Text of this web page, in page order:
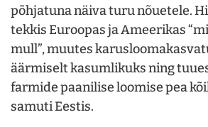
põhjatuna näiva turu nõuetele.
tekkis Euroopas ja Ameerikas
mull”, muutes
äärmiselt kasumlikuks ning
farmide paanilise loomise pea
samuti Eestis.